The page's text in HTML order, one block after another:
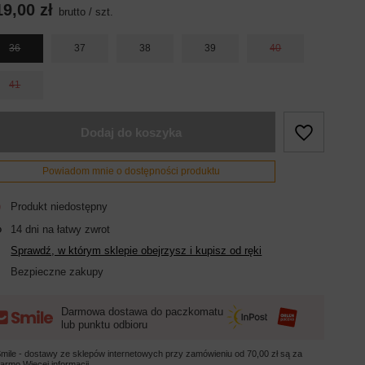
zł brutto /szt.
36 37 38 39 40
41
Powiadom mnie o dostępności produktu
Produkt niedostępny
14 dni na łatwy zwrot
Sprawdź, w którym sklepie obejrzysz i kupisz od ręki
Bezpieczne zakupy
Darmowa dostawa do paczkomatu
lub punktu odbioru
- dostawy ze sklepów internetowych przy zamówieniu od 70,00 zł są za